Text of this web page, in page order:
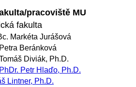
pracoviště MU
fakulta
Markéta Jurášová
Beránková
Diviák, Ph.D.
Petr Hlaďo, Ph.D.
Lintner, Ph.D.